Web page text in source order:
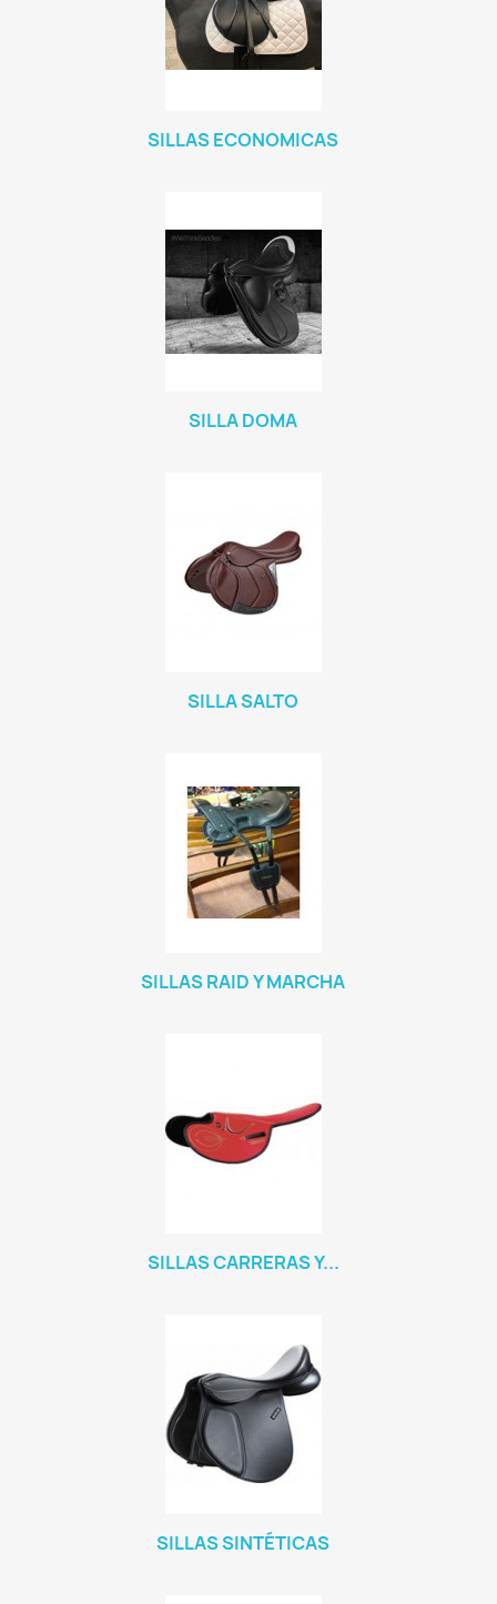
SILLAS ECONOMICAS
SILLA DOMA
SILLA SALTO
SILLAS RAID Y MARCHA
SILLAS CARRERAS Y...
SILLAS SINTÉTICAS